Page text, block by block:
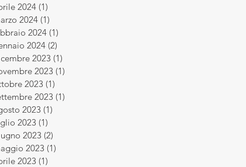
2024 (1)
2024 (1)
2024 (1)
2024 (2)
2023 (1)
2023 (1)
2023 (1)
2023 (1)
2023 (1)
2023 (1)
2023 (2)
2023 (1)
2023 (1)